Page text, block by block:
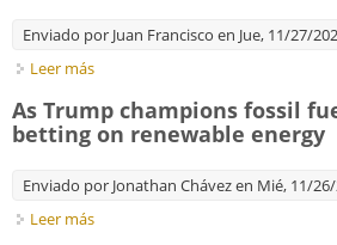
Enviado por Juan Francisco en Jue, 11/27/
Leer más
As Trump champions fossil
betting on renewable energy
Enviado por Jonathan Chávezen Mié, 11/
Leer más